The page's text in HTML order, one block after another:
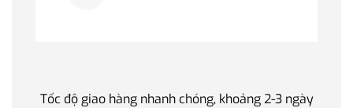
Tốc độ giao hàng nhanh chóng, khoảng 2-3 ngày